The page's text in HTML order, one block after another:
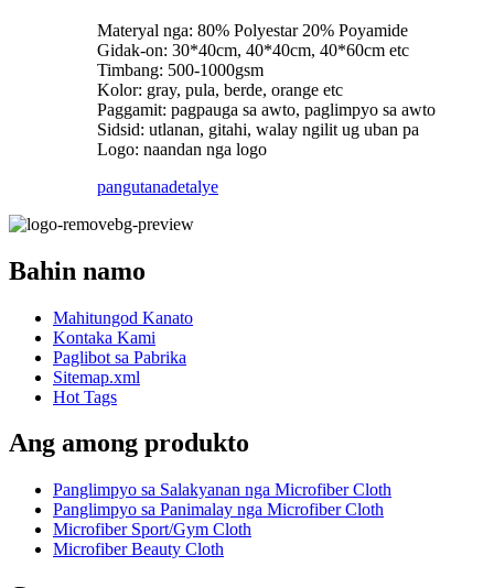
Materyal nga: 80% Polyestar 20% Poyamide
Gidak-on: 30*40cm, 40*40cm, 40*60cm etc
Timbang: 500-1000gsm
Kolor: gray, pula, berde, orange etc
Paggamit: pagpauga sa awto, paglimpyo sa awto
Sidsid: utlanan, gitahi, walay ngilit ug uban pa
Logo: naandan nga logo
pangutanadetalye
Bahin namo
Mahitungod Kanato
Kontaka Kami
Paglibot sa Pabrika
Sitemap.xml
Hot Tags
Ang among produkto
Panglimpyo sa Salakyanan nga Microfiber Cloth
Panglimpyo sa Panimalay nga Microfiber Cloth
Microfiber Sport/Gym Cloth
Microfiber Beauty Cloth